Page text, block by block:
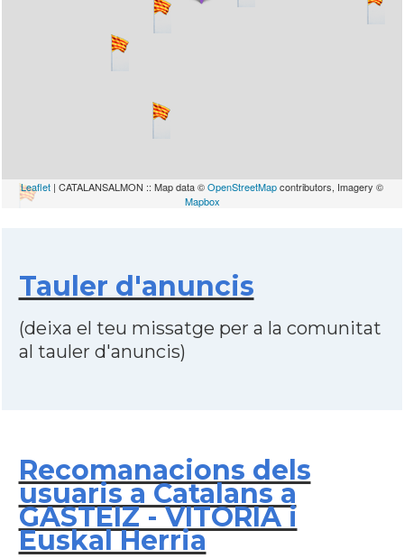
Leaflet | CATALANSALMON :: Map data ©OpenStreetMapcontributors, Imagery ©
Mapbox
Tauler d'anuncis
(deixa el teu missatge per a la comunitat
al tauler d'anuncis)
Recomanacions dels
usuaris a Catalans a
GASTEIZ - VITORIA i
Euskal Herria